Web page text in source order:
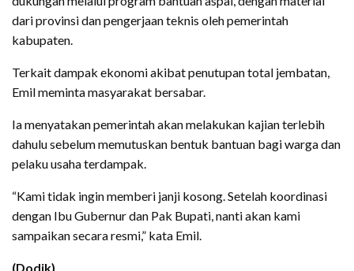
dari provinsi dan pengerjaan teknis oleh pemerintah
kabupaten.
Terkait dampak ekonomi akibat penutupan total jembatan,
Emil meminta masyarakat bersabar.
Ia menyatakan pemerintah akan melakukan kajian terlebih
dahulu sebelum memutuskan bentuk bantuan bagi warga dan
pelaku usaha terdampak.
“Kami tidak ingin memberi janji kosong. Setelah koordinasi
dengan Ibu Gubernur dan Pak Bupati, nanti akan kami
sampaikan secara resmi,” kata Emil.
(Dodik)